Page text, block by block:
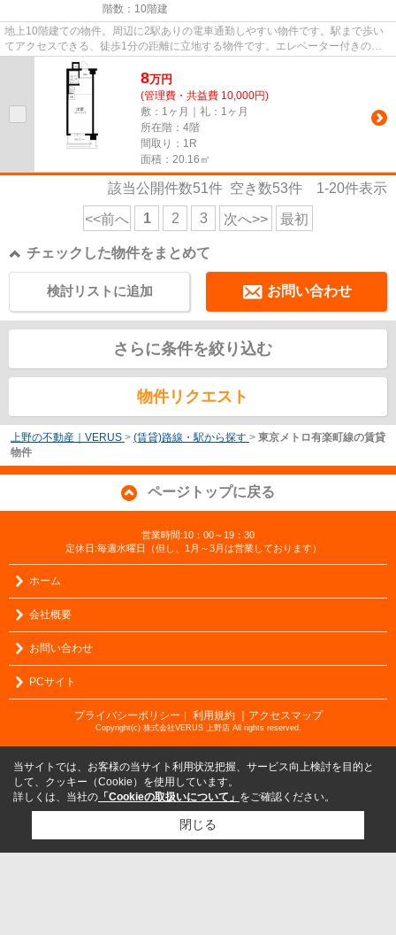
階数：10階建
地上10階建ての物件。周辺に2駅ありの電車通勤しやすい物件です。駅まで歩い
てアクセスできる、徒歩1分の距離に立地する物件です。エレベーター付きの物
件です。新宿区エリアと有楽町...
8万円
(管理費・共益費 10,000円)
敷：1ヶ月｜礼：1ヶ月
所在階：4階
間取り：1R
面積：20.16㎡
該当公開件数51件 空き数53件 1-20件表示
<<前へ 1 2 3 次へ>> 最初
チェックした物件をまとめて
お問い合わせ
検討リストに追加
さらに条件を絞り込む
物件リクエスト
上野の不動産｜VERUS > (賃貸)路線・駅から探す > 東京メトロ有楽町線の賃貸
物件
ページトップに戻る
営業時間:10：00～19：30
定休日:毎週水曜日（但し、1月～3月は営業しております）
ホーム
会社概要
お問い合わせ
PCサイト
プライバシーポリシー ｜ 利用規約 ｜アクセスマップ
Copyright(c) 株式会社VERUS 上野店 All rights reserved.
当サイトでは、お客様の当サイト利用状況把握、サービス向上検討を目的と
して、クッキー（Cookie）を使用しています。
詳しくは、当社の 「Cookieの取扱いについて」 をご確認ください。
閉じる